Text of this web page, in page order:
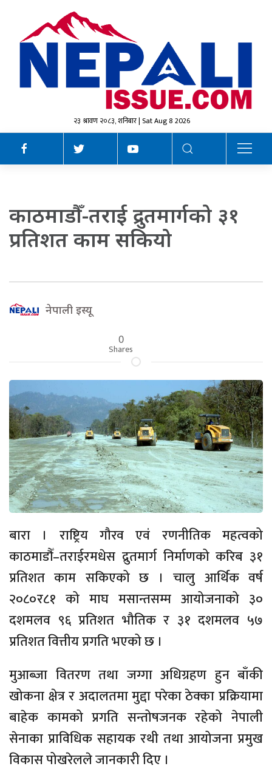
२३ श्रावण २०८३, शनिबार | Sat Aug 8 2026
काठमाडौँ-तराई द्रुतमार्गको ३१
प्रतिशत काम सकियो
नेपाली इस्यू
0
Shares
बारा । राष्ट्रिय गौरव एवं रणनीतिक महत्वको
काठमाडौँ–तराईरमधेस द्रुतमार्ग निर्माणको करिब ३१
प्रतिशत काम सकिएको छ । चालु आर्थिक वर्ष
२०८०र८१ को माघ मसान्तसम्म आयोजनाको ३०
दशमलव ९६ प्रतिशत भौतिक र ३१ दशमलव ५७
प्रतिशत वित्तीय प्रगति भएको छ ।
मुआब्जा वितरण तथा जग्गा अधिग्रहण हुन बाँकी
खोकना क्षेत्र र अदालतमा मुद्दा परेका ठेक्का प्रक्रियामा
बाहेक कामको प्रगति सन्तोषजनक रहेको नेपाली
सेनाका प्राविधिक सहायक रथी तथा आयोजना प्रमुख
विकास पोखरेलले जानकारी दिए ।